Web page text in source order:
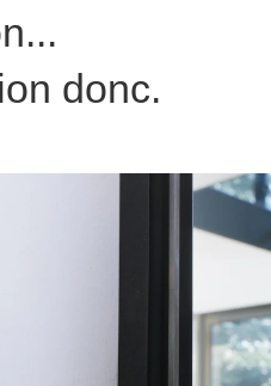
donc.